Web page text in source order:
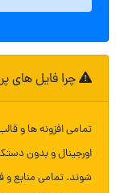
چرا فایل های
تمامی افزونه ها و
اورجینال و بدون
شوند. تمامی منابع و